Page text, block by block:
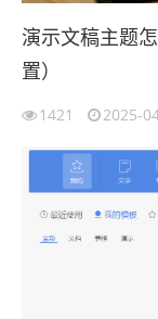
演示文稿主题
置）
1421 2025-